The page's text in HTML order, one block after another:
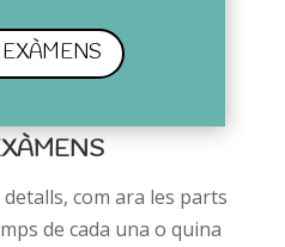
com ara les parts
de cada una o quina